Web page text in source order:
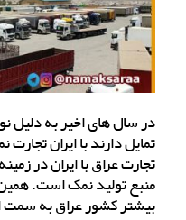
در سال های اخیر به دلیل
تمایل دارند با ایران
تجارت عراق با ایران در
منبع تولید نمک است.
بیشتر کشور عراق به سمت